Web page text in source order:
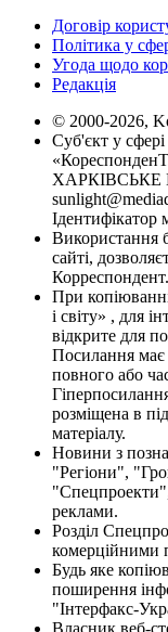
Договір
Політика у
Угода щодо
Редакція
© 2000-2026,
Суб'єкт у
ХАРКІВСЬКЕ
Ідентифікатор
Використання
сайті,
При
і світу» , для
відкрите для
Посилання має
повного або
розміщена в
матеріалу.
Новини з
"Регіони",
реклами.
Розділ
комерційними
Будь яке
поширення
"Інтерфакс-